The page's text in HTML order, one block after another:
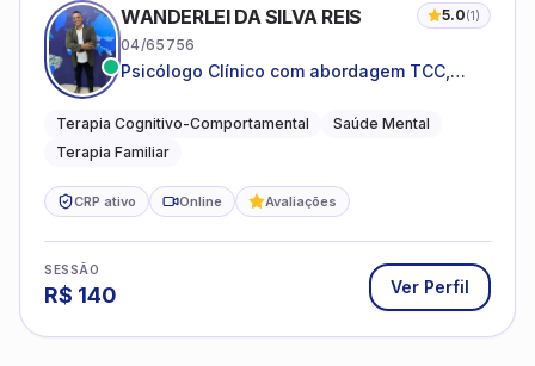
WANDERLEI DA SILVA REIS 5.0(1)
04/65756
Psicólogo Clínico com abordagem TCC,
sistêmica
Terapia Cognitivo-Comportamental
Saúde Mental
Terapia Familiar
CRP ativo Online Avaliações
SESSÃO
R$ 140 Ver Perfil